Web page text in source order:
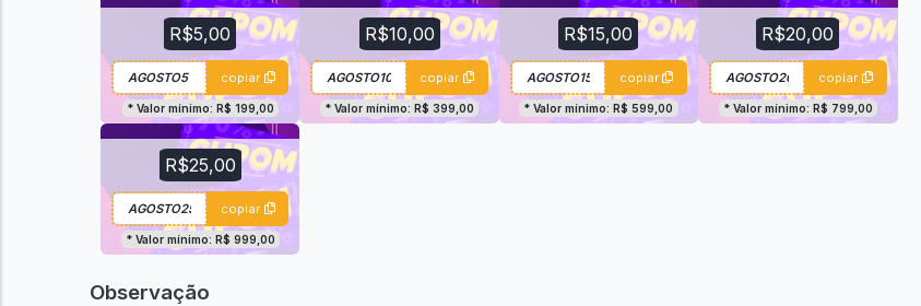
R$5,00
copiar
* Valor mínimo: R$ 199,00
R$10,00
copiar
* Valor mínimo: R$ 399,00
R$15,00
copiar
* Valor mínimo: R$ 599,00
R$20,00
copiar
* Valor mínimo: R$ 799,00
R$25,00
copiar
* Valor mínimo: R$ 999,00
Observação